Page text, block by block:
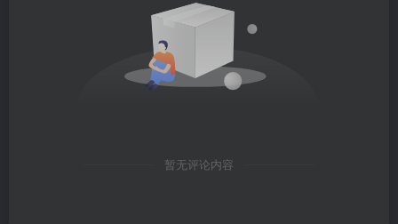
暂无评论内容